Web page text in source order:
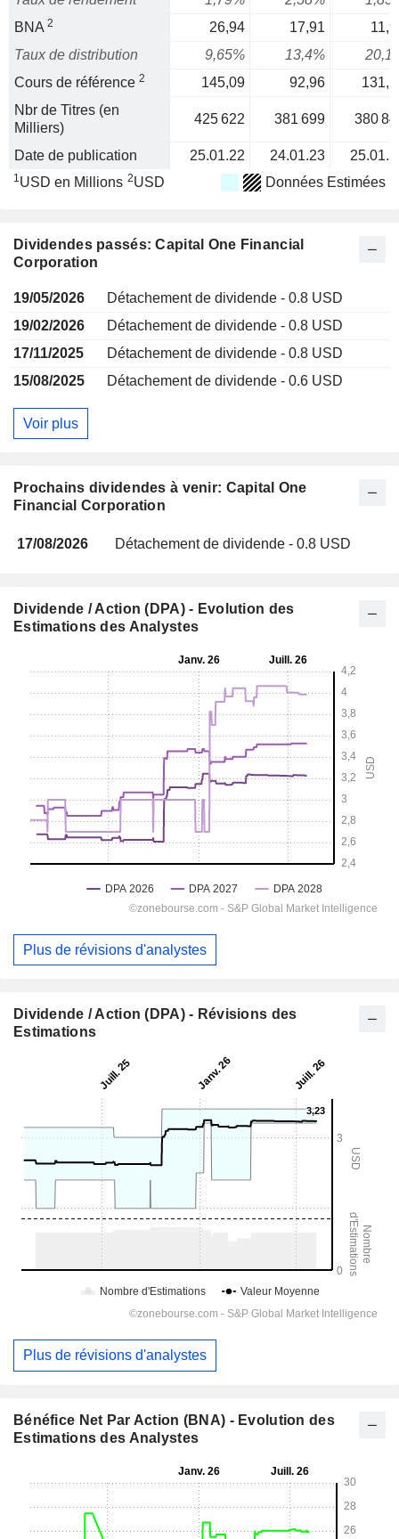
Prochains dividendes à venir: Capital One
Financial Corporation
17/08/2026 Détachement de dividende - 0.8 USD
BNA 2 26,94 17,91
Taux de distribution
9,65% 13,4%
Cours de référence 2 145,09 92,96
Nbr de Titres (en
Milliers)
425 622 381 699 380
Date de publication 25.01.22 24.01.23
1USD en Millions 2USD Données Estimées
Dividendes passés: Capital One Financial
Corporation
19/05/2026
Détachement de dividende - 0.8 USD
19/02/2026
Détachement de dividende - 0.8 USD
17/11/2025
Détachement de dividende - 0.8 USD
15/08/2025
Détachement de dividende - 0.6 USD
Voir plus
Dividende / Action (DPA) - Evolution des
Estimations des Analystes
Plus de révisions d'analystes
Dividende / Action (DPA) - Révisions des
Estimations
Plus de révisions d'analystes
Bénéfice Net Par Action (BNA) - Evolution des
Estimations des Analystes